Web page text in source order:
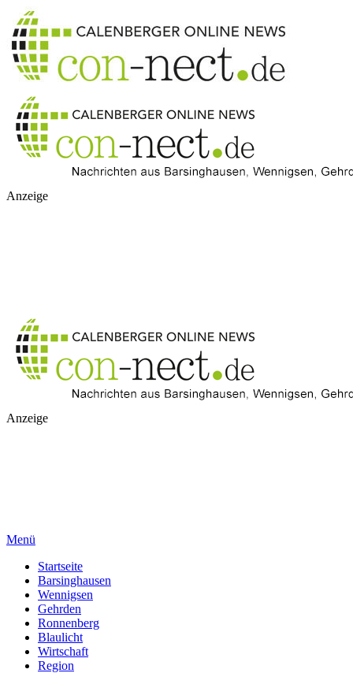
Anzeige
Anzeige
Menü
Startseite
Barsinghausen
Wennigsen
Gehrden
Ronnenberg
Blaulicht
Wirtschaft
Region